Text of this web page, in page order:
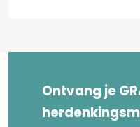
Ontvang je